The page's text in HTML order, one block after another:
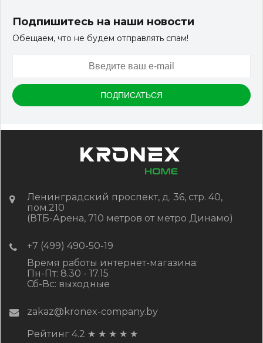
150*25*3000 мм
КУПИТЬ
Подпишитесь на наши новости
Обещаем, что не будем отправлять спам!
Ленинградский проспект, д. 36, стр. 40,
пом.210
(ВТБ-Арена, 710 метров от метро Динамо)
+7 (499) 490-50-19
Время работы интернет-магазина:
Пн-Пт: 8.30 - 17.15
Сб-Вс: выходные
zakaz@kronex-company.by
Рейтинг 4.2 ★ ★ ★ ★ ★